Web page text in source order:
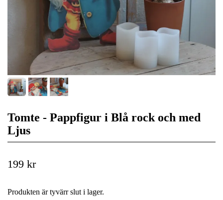
Tomte - Pappfigur i Blå rock och med
Ljus
199 kr
Produkten är tyvärr slut i lager.